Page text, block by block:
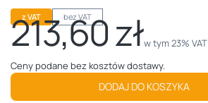
z VAT bez VAT
Cena
213,60 złw tym 23% VAT
w tym23% VAT
Ceny podane bez kosztów dostawy.
DODAJ DO KOSZYKA